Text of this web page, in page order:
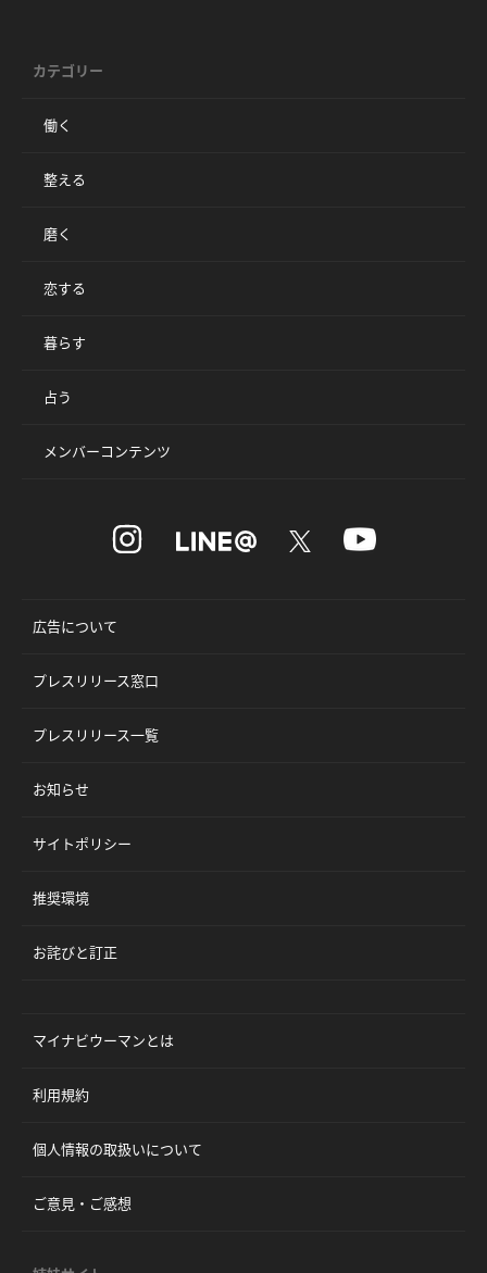
カテゴリー
働く
整える
磨く
恋する
暮らす
占う
メンバーコンテンツ
広告について
プレスリリース窓口
プレスリリース一覧
お知らせ
サイトポリシー
推奨環境
お詫びと訂正
マイナビウーマンとは
利用規約
個人情報の取扱いについて
ご意見・ご感想